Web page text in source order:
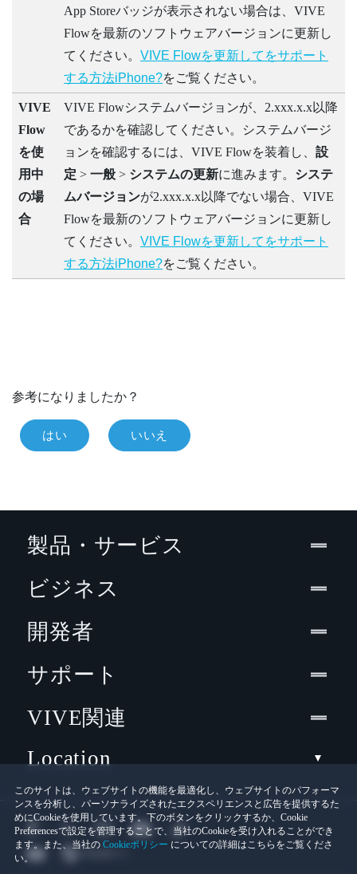
App Storeバッジが表示されない場合は、 VIVE
Flowを最新のソフトウェアバージョンに更新し
てください。 VIVE Flowを更新してをサポート
する方法iPhone?をご覧ください。
VIVE
Flow
を使
用中
の場
合
VIVE Flowシステムバージョンが、2.xxx.x.x以降
であるかを確認してください。システムバージ
ョンを確認するには、 VIVE Flowを装着し、 設
定 > 一般 > システムの更新に進みます。 システ
ムバージョンが2.xxx.x.x以降でない場合、 VIVE
Flowを最新のソフトウェアバージョンに更新し
てください。 VIVE Flowを更新してをサポート
する方法iPhone?をご覧ください。
参考になりましたか？
はい いいえ
このサイトは、ウェブサイトの機能を最適化し、ウェブサイトのパフォーマ
ンスを分析し、パーソナライズされたエクスペリエンスと広告を提供するた
めにCookieを使用しています。下のボタンをクリックするか、Cookie
Preferencesで設定を管理することで、当社のCookieを受け入れることができ
ます。また、当社の Cookieポリシー についての詳細はこちらをご覧くださ
い。
製品・サービス
ビジネス
開発者
サポート
VIVE関連
Location